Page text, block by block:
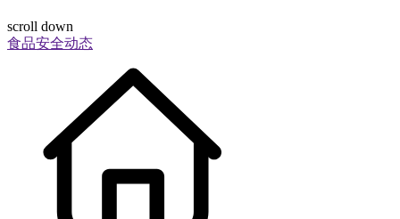
scroll down
食品安全动态